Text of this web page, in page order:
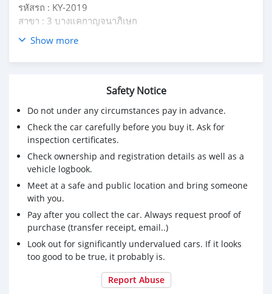
รหัสรถ : KY-2019
สาขา : 3 บางแคกาญจนาภิเษก
2020 MINI John Cooper 2.0 Works GP Inspired Edition
- เลขไมล์ 9,900 KM.🔥🔥
- Msi แบบ 3 ปี/60,000 km.
- เครื่องยนต์เบนซิน 2.0L TwinPower Turbo 231 แรงม้า
- เกียร์อัตโนมัติ 8 จังหวะ พร้อม Paddle Shift 3D Print แบบ
GP
- โหมดการขับขี่ Green / Mid / Sport
- Racing Grey Metallic
- สปอยเลอร์ท้าย สีเงิน Melting Silver Metallic
- ช่องดักอากาศ Scoop บนฝากระโปรงหน้า สีดำเงา Piano
Black
- มือเปิดประตูภายนอก สีดำเงา Piano Black
- ฝาถังน้ำมัน สีดำเงา Piano Black
- ล้ออัลลอย 18 นิ้ว ลาย JCW Cup Spoke พร้อมโลโก้ GP
- เบาะนั่งทรงสปอร์ต ปักโลโก้ GP
Show more
Safety Notice
Do not under any circumstances pay in advance.
Check the car carefully before you buy it. Ask for
inspection certificates.
Check ownership and registration details as well as a
vehicle logbook.
Meet at a safe and public location and bring someone
with you.
Pay after you collect the car. Always request proof of
purchase (transfer receipt, email..)
Look out for significantly undervalued cars. If it looks
too good to be true, it probably is.
Report Abuse